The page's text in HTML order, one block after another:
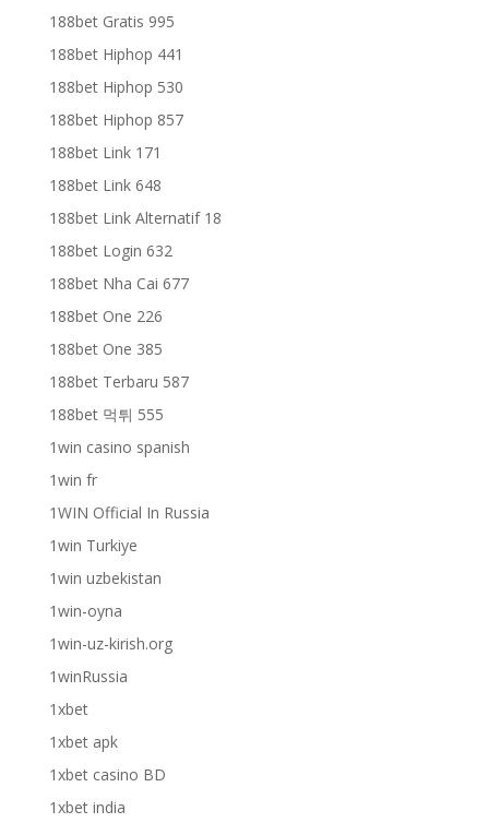
188bet Gratis 995
188bet Hiphop 441
188bet Hiphop 530
188bet Hiphop 857
188bet Link 171
188bet Link 648
188bet Link Alternatif 18
188bet Login 632
188bet Nha Cai 677
188bet One 226
188bet One 385
188bet Terbaru 587
188bet 먹튀 555
1win casino spanish
1win fr
1WIN Official In Russia
1win Turkiye
1win uzbekistan
1win-oyna
1win-uz-kirish.org
1winRussia
1xbet
1xbet apk
1xbet casino BD
1xbet india